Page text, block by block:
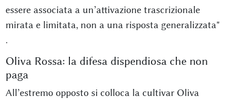
essere associata a un’attivazione trascrizionale
mirata e limitata, non a una risposta generalizzata"
.
Oliva Rossa: la difesa dispendiosa che non
paga
All’estremo opposto si colloca la cultivar Oliva